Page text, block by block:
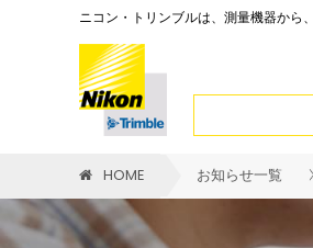
ニコン・トリンブルは、測量機器から
HOME お知らせ一覧